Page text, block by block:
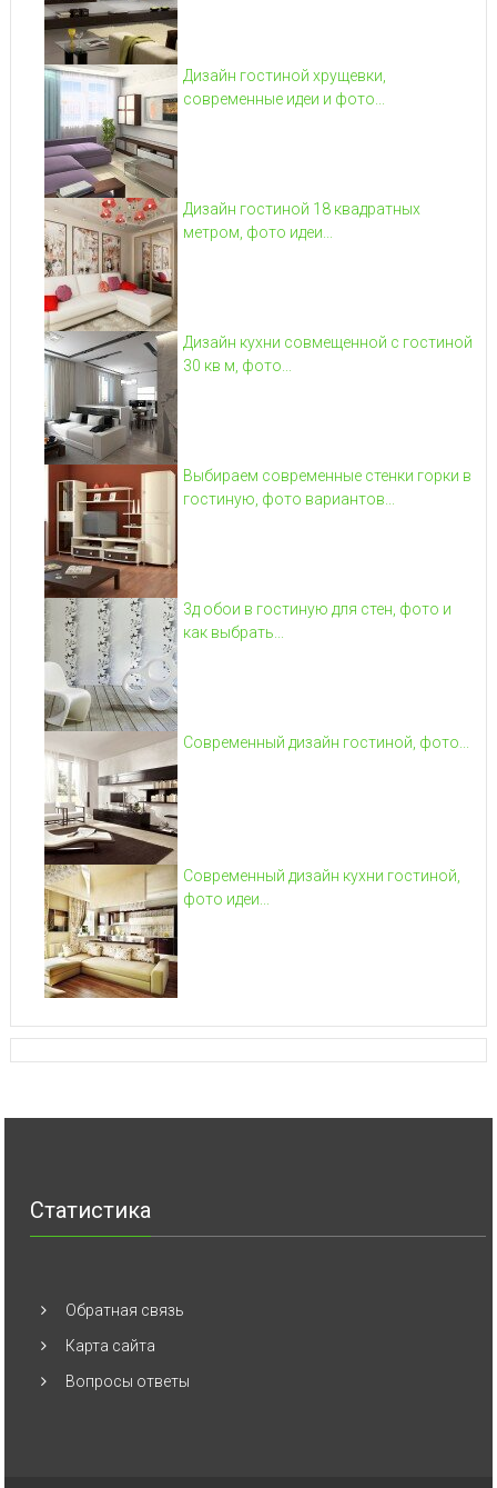
Дизайн гостиной хрущевки,
современные идеи и фото...
Дизайн гостиной 18 квадратных
метром, фото идеи...
Дизайн кухни совмещенной с гостиной
30 кв м, фото...
Выбираем современные стенки горки в
гостиную, фото вариантов...
3д обои в гостиную для стен, фото и
как выбрать...
Современный дизайн гостиной, фото...
Современный дизайн кухни гостиной,
фото идеи...
Статистика
Обратная связь
Карта сайта
Вопросы ответы